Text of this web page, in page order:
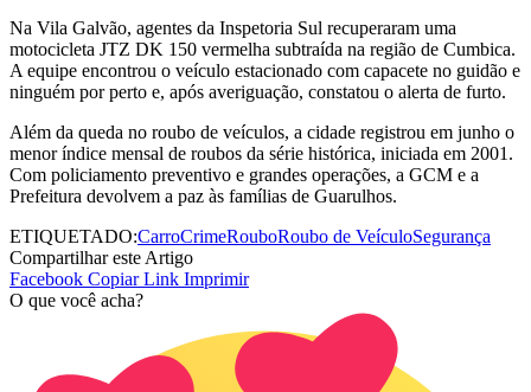
Na Vila Galvão, agentes da Inspetoria Sul recuperaram uma
motocicleta JTZ DK 150 vermelha subtraída na região de Cumbica.
A equipe encontrou o veículo estacionado com capacete no guidão e
ninguém por perto e, após averiguação, constatou o alerta de furto.
Além da queda no roubo de veículos, a cidade registrou em junho o
menor índice mensal de roubos da série histórica, iniciada em 2001.
Com policiamento preventivo e grandes operações, a GCM e a
Prefeitura devolvem a paz às famílias de Guarulhos.
ETIQUETADO:CarroCrimeRouboRoubo de VeículoSegurança
Compartilhar este Artigo
Facebook Copiar Link Imprimir
O que você acha?